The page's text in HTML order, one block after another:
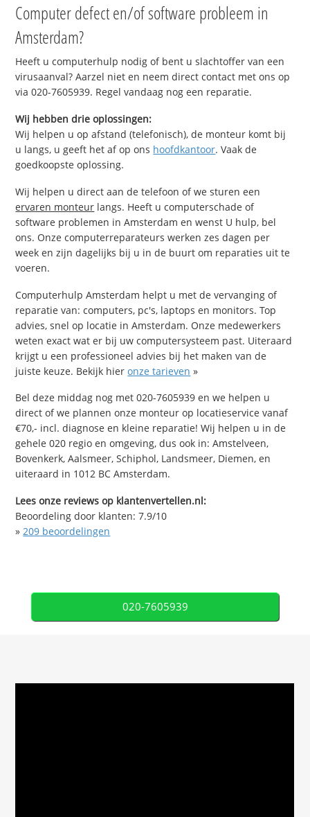
Computer defect en/of software probleem in
Amsterdam?
Heeft u computerhulp nodig of bent u slachtoffer van een
virusaanval? Aarzel niet en neem direct contact met ons op
via 020-7605939. Regel vandaag nog een reparatie.
Wij hebben drie oplossingen:
Wij helpen u op afstand (telefonisch), de monteur komt bij
u langs, u geeft het af op ons hoofdkantoor. Vaak de
goedkoopste oplossing.
Wij helpen u direct aan de telefoon of we sturen een
ervaren monteur langs. Heeft u computerschade of
software problemen in Amsterdam en wenst U hulp, bel
ons. Onze computerreparateurs werken zes dagen per
week en zijn dagelijks bij u in de buurt om reparaties uit te
voeren.
Computerhulp Amsterdam helpt u met de vervanging of
reparatie van: computers, pc's, laptops en monitors. Top
advies, snel op locatie in Amsterdam. Onze medewerkers
weten exact wat er bij uw computersysteem past. Uiteraard
krijgt u een professioneel advies bij het maken van de
juiste keuze. Bekijk hieronze tarieven »
Bel deze middag nog met 020-7605939 en we helpen u
direct of we plannen onze monteur op locatieservice vanaf
€70,- incl. diagnose en kleine reparatie! Wij helpen u in de
gehele 020 regio en omgeving, dus ook in: Amstelveen,
Bovenkerk, Aalsmeer, Schiphol, Landsmeer, Diemen, en
uiteraard in 1012 BC Amsterdam.
Lees onze reviews op klantenvertellen.nl:
Beoordeling door klanten:7.9/10
»209 beoordelingen
020-7605939